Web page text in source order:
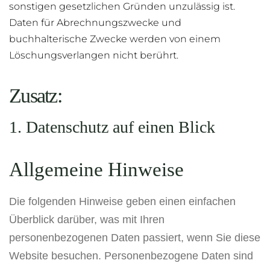
sonstigen gesetzlichen Gründen unzulässig ist.
Daten für Abrechnungszwecke und
buchhalterische Zwecke werden von einem
Löschungsverlangen nicht berührt.
Zusatz:
1. Datenschutz auf einen Blick
Allgemeine Hinweise
Die folgenden Hinweise geben einen einfachen
Überblick darüber, was mit Ihren
personenbezogenen Daten passiert, wenn Sie diese
Website besuchen. Personenbezogene Daten sind